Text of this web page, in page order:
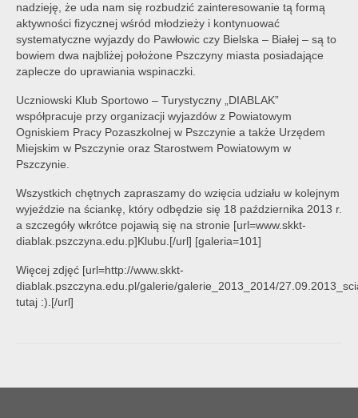
BIP
nadzieję, że uda nam się rozbudzić zainteresowanie tą formą
aktywności fizycznej wśród młodzieży i kontynuować
systematyczne wyjazdy do Pawłowic czy Bielska – Białej – są to
bowiem dwa najbliżej położone Pszczyny miasta posiadające
zaplecze do uprawiania wspinaczki.
Uczniowski Klub Sportowo – Turystyczny „DIABLAK”
współpracuje przy organizacji wyjazdów z Powiatowym
Ogniskiem Pracy Pozaszkolnej w Pszczynie a także Urzędem
Miejskim w Pszczynie oraz Starostwem Powiatowym w
Pszczynie.
Wszystkich chętnych zapraszamy do wzięcia udziału w kolejnym
wyjeździe na ściankę, który odbędzie się 18 października 2013 r.
a szczegóły wkrótce pojawią się na stronie [url=www.skkt-
diablak.pszczyna.edu.p]Klubu.[/url] [galeria=101]
Więcej zdjęć [url=http://www.skkt-
diablak.pszczyna.edu.pl/galerie/galerie_2013_2014/
tutaj :).[/url]